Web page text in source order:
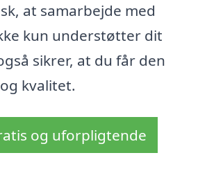
at samarbejde med
kun understøtter dit
sikrer, at du får den
kvalitet.
og uforpligtende